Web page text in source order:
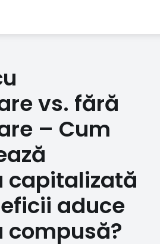
vs. fără
– Cum
capitalizată
aduce
compusă?